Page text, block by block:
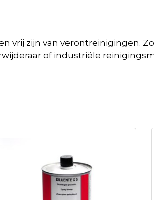
vrij zijn van verontreinigingen.
of industriële